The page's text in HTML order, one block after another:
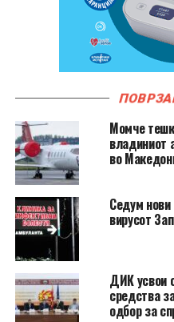
Момче
владиниот
во
Седум нови
вирусот
ДИК усвои
средства
одбор за